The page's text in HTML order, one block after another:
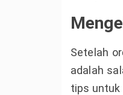
Setelah
adalah
tips untuk